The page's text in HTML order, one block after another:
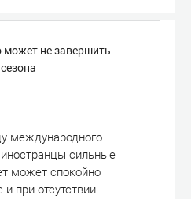
может не завершить
международного
сильные
может спокойно
и при отсутствии